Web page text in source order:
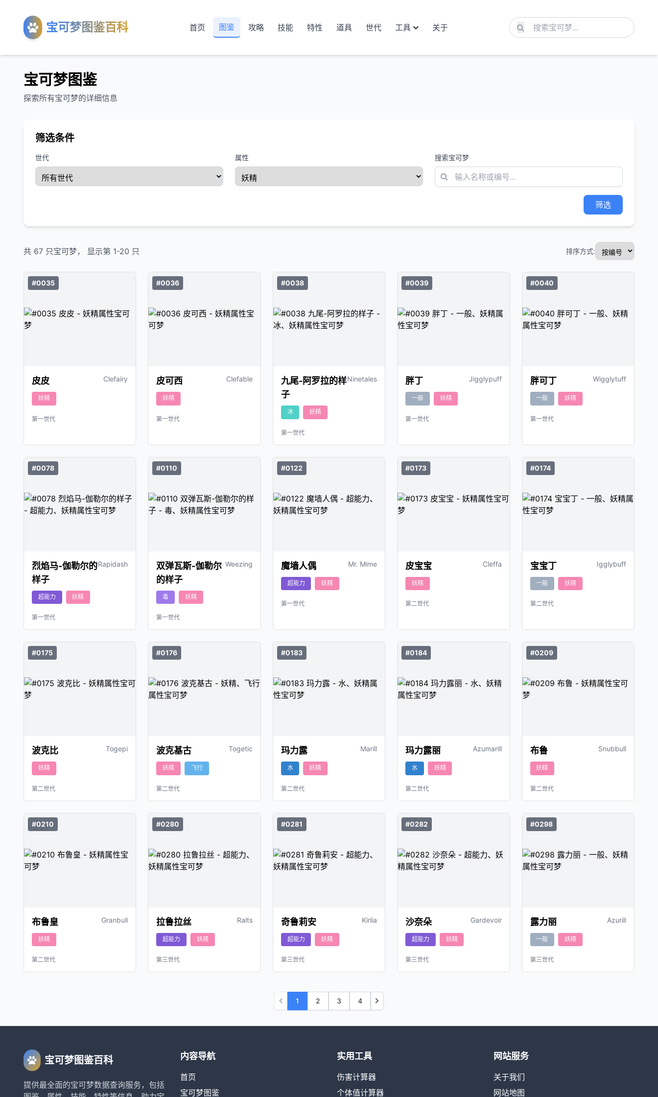
宝可梦图鉴百科 首页 图鉴 攻略 技能 特性 道具 世代 工具 关于
宝可梦图鉴
探索所有宝可梦的详细信息
筛选条件
世代 属性 搜索宝可梦
筛选
共 67 只宝可梦， 显示第 1-20 只 排序方式:
#0035
皮皮 Clefairy
妖精
第一世代
#0036
皮可西 Clefable
妖精
第一世代
#0038
九尾-阿罗拉的样
子
Ninetales
冰 妖精
第一世代
#0039
胖丁 Jigglypuff
一般 妖精
第一世代
#0040
胖可丁 Wigglytuff
一般 妖精
第一世代
#0078
烈焰马-伽勒尔的
样子
Rapidash
超能力 妖精
第一世代
#0110
双弹瓦斯-伽勒尔
的样子
Weezing
毒 妖精
第一世代
#0122
魔墙人偶 Mr. Mime
超能力 妖精
第一世代
#0173
皮宝宝 Cleffa
妖精
第二世代
#0174
宝宝丁 Igglybuff
一般 妖精
第二世代
#0175
波克比 Togepi
妖精
第二世代
#0176
波克基古 Togetic
妖精 飞行
第二世代
#0183
玛力露 Marill
水 妖精
第二世代
#0184
玛力露丽 Azumarill
水 妖精
第二世代
#0209
布鲁 Snubbull
妖精
第二世代
#0210
布鲁皇 Granbull
妖精
第二世代
#0280
拉鲁拉丝 Ralts
超能力 妖精
第三世代
#0281
奇鲁莉安 Kirlia
超能力 妖精
第三世代
#0282
沙奈朵 Gardevoir
超能力 妖精
第三世代
#0298
露力丽 Azurill
一般 妖精
第三世代
1 2 3 4
宝可梦图鉴百科
提供最全面的宝可梦数据查询服务，包括
内容导航
首页
宝可梦图鉴
实用工具
伤害计算器
个体值计算器
网站服务
关于我们
网站地图